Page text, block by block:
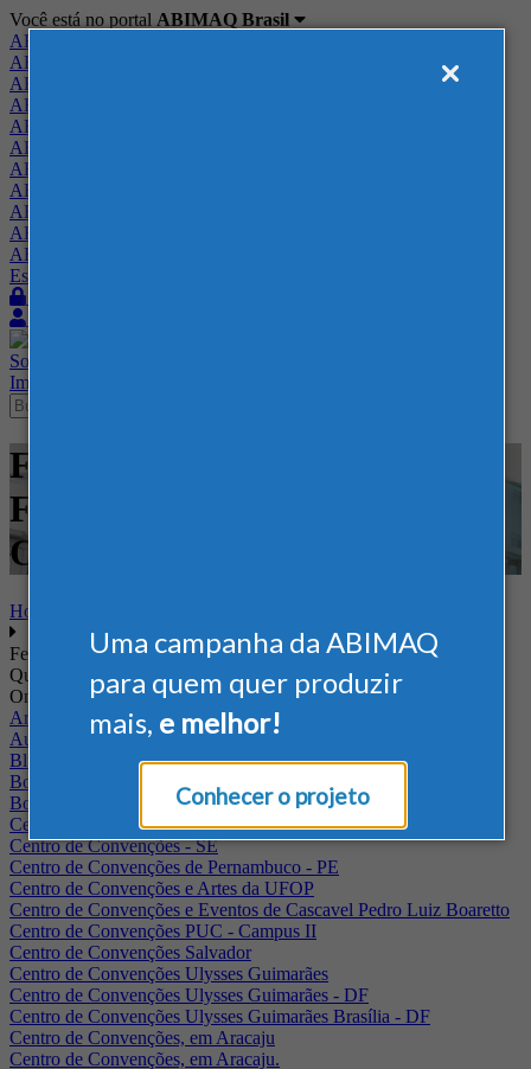
Uma campanha da ABIMAQ
para quem quer produzir
mais, e melhor!
Conhecer o projeto
Você está no portal ABIMAQ Brasil
ABIMAQ Brasil
ABIMAQ Minas Gerais
ABIMAQ Norte-Nordeste
ABIMAQ Paraná
ABIMAQ Piracicaba
ABIMAQ Ribeirão Preto
ABIMAQ Rio de Janeiro
ABIMAQ Rio Grande do Sul
ABIMAQ Santa Catarina
ABIMAQ São Paulo
ABIMAQ Vale do Paraíba
Escritório de Relações Governamentais
Sobre
Imprensa
Feiras - EXPOMINAS - BH -
Feira Internacional - Naval e
Offshore
Home
Feiras
Quando
Onde
Arena Jaguariuna
Auditório Albano Franco - FIEPA
Blumenau - SC
BolognaFiere
Boulevard Olimpico - RJ
Centro Internacional de Convenções do Brasil, em Brasília
Centro de Convenções - SE
Centro de Convenções de Pernambuco - PE
Centro de Convenções e Artes da UFOP
Centro de Convenções e Eventos de Cascavel Pedro Luiz Boaretto
Centro de Convenções PUC - Campus II
Centro de Convenções Salvador
Centro de Convenções Ulysses Guimarães
Centro de Convenções Ulysses Guimarães - DF
Centro de Convenções Ulysses Guimarães Brasília - DF
Centro de Convenções, em Aracaju
Centro de Convenções, em Aracaju.